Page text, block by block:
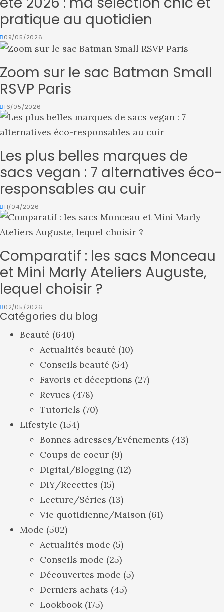
pratique au quotidien
09/05/2026
Zoom sur le sac Batman Small
RSVP Paris
16/05/2026
Les plus belles marques de
sacs vegan : 7 alternatives éco-
responsables au cuir
11/04/2026
Comparatif : les sacs Monceau
et Mini Marly Ateliers Auguste,
lequel choisir ?
02/05/2026
Catégories du blog
Beauté (640)
Actualités beauté (10)
Conseils beauté (54)
Favoris et déceptions (27)
Revues (478)
Tutoriels (70)
Lifestyle (154)
Bonnes adresses/Evénements (43)
Coups de coeur (9)
Digital/Blogging (12)
DIY/Recettes (15)
Lecture/Séries (13)
Vie quotidienne/Maison (61)
Mode (502)
Actualités mode (5)
Conseils mode (25)
Découvertes mode (5)
Derniers achats (45)
Lookbook (175)